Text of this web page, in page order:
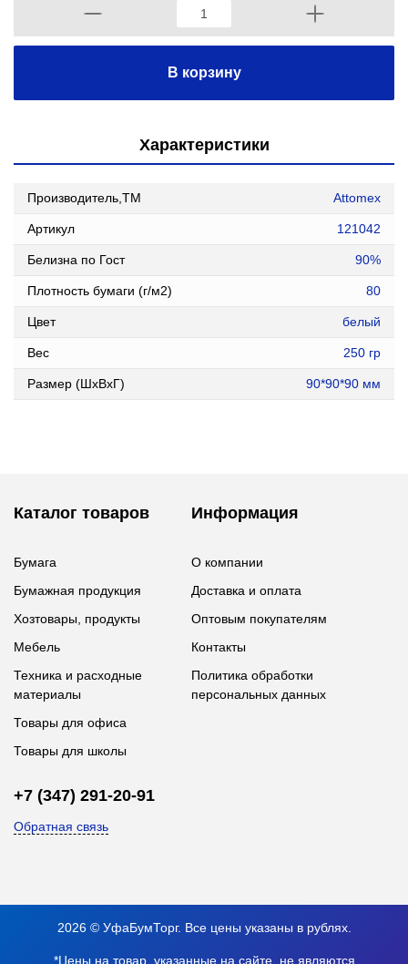
В корзину
Характеристики
Производитель,ТМ Attomex
Артикул 121042
Белизна по Гост 90%
Плотность бумаги (г/м2) 80
Цвет белый
Вес 250 гр
Размер (ШxВxГ) 90*90*90 мм
Каталог товаров
Бумага
Бумажная продукция
Хозтовары, продукты
Мебель
Техника и расходные
материалы
Товары для офиса
Товары для школы
Информация
О компании
Доставка и оплата
Оптовым покупателям
Контакты
Политика обработки
персональных данных
+7 (347) 291-20-91
Обратная связь
2026 © УфаБумТорг. Все цены указаны в рублях.
*Цены на товар, указанные на сайте, не являются